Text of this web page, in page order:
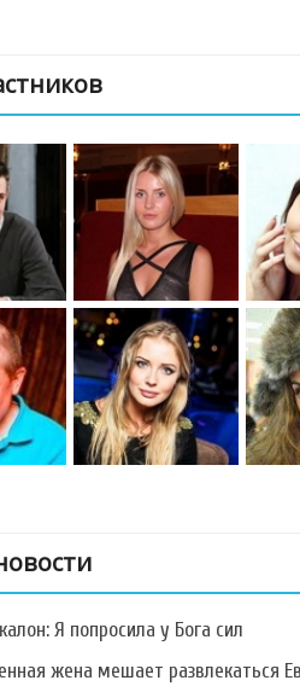
Я попросила у Бога сил
жена мешает развлекаться